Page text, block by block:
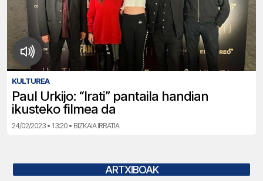
KULTUREA
Paul Urkijo: “Irati” pantaila handian
ikusteko filmea da
24/02/2023 • 13:20 • BIZKAIA IRRATIA
ARTXIBOAK